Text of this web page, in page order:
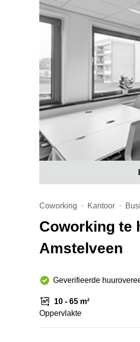
Coworking Kantoor
Coworking te
Amstelveen
Geverifieerde
10 - 65 m²
Oppervlakte